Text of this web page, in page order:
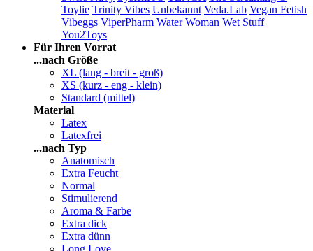
Toylie Trinity Vibes Unbekannt Veda.Lab Vegan Fetish
Vibeggs ViperPharm Water Woman Wet Stuff
You2Toys
Für Ihren Vorrat
...nach Größe
XL (lang - breit - groß)
XS (kurz - eng - klein)
Standard (mittel)
Material
Latex
Latexfrei
...nach Typ
Anatomisch
Extra Feucht
Normal
Stimulierend
Aroma & Farbe
Extra dick
Extra dünn
Long Love